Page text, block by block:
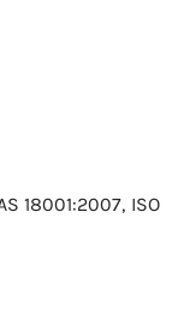
18001:2007, ISO